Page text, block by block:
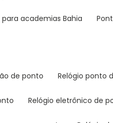
para academias Bahia
de ponto relógio ponto
relógio eletrônico de